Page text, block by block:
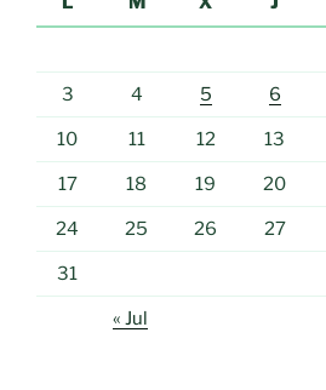
3 4 5 6
10 11 12 13
17 18 19 20
24 25 26 27
31
« Jul